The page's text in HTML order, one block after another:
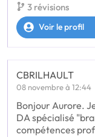
3 révisions
Voir le profil
CBRILHAULT
08 novembre à 12:44
Bonjour Aurore.
DA spécialisé
compétences